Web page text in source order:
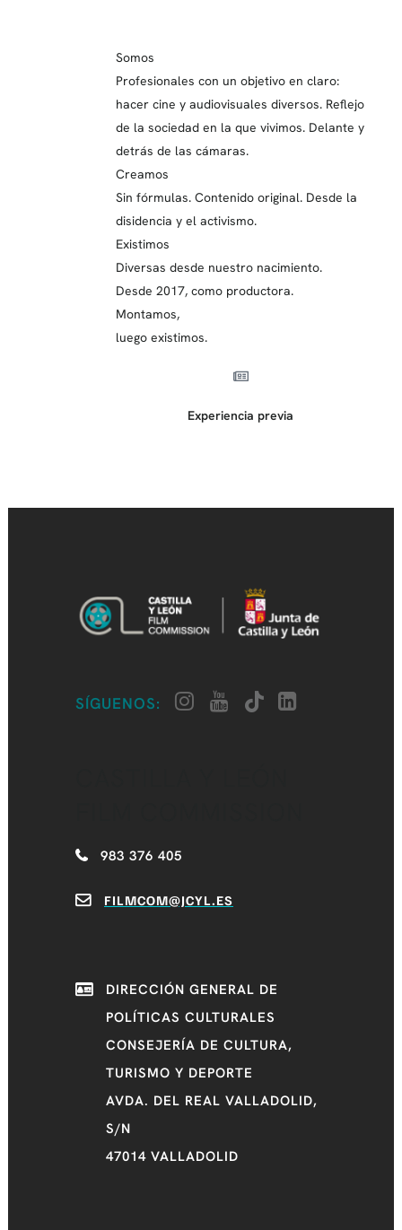
Somos
Profesionales con un objetivo en claro:
hacer cine y audiovisuales diversos. Reflejo
de la sociedad en la que vivimos. Delante y
detrás de las cámaras.
Creamos
Sin fórmulas. Contenido original. Desde la
disidencia y el activismo.
Existimos
Diversas desde nuestro nacimiento.
Desde 2017, como productora.
Montamos,
luego existimos.
Experiencia previa
SÍGUENOS:
983 376 405
FILMCOM@JCYL.ES
DIRECCIÓN GENERAL DE
POLÍTICAS CULTURALES
CONSEJERÍA DE CULTURA,
TURISMO Y DEPORTE
AVDA. DEL REAL VALLADOLID,
S/N
47014 VALLADOLID